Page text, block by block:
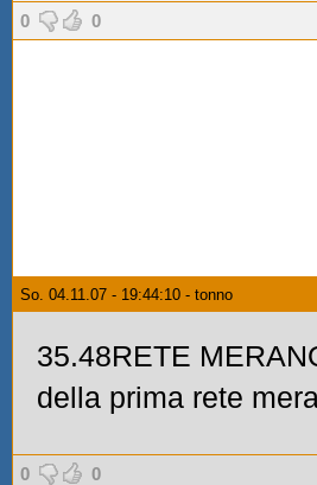
0 0
So. 04.11.07 - 19:44:10 - tonno
35.48RETE
della prima rete
0 0